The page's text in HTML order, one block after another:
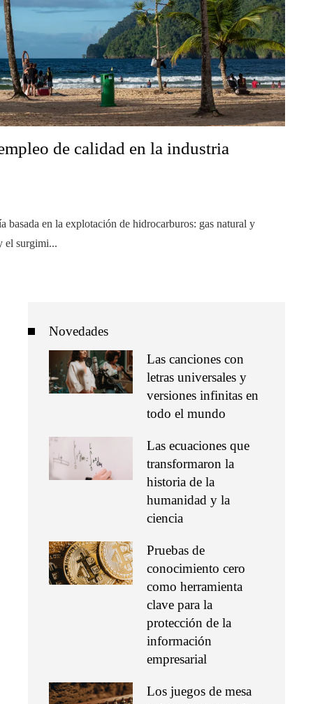
de calidad en la industria
basada en la explotación de hidrocarburos: gas natural y
el surgimi...
Novedades
Las canciones con
letras universales y
versiones infinitas en
todo el mundo
Las ecuaciones que
transformaron la
historia de la
humanidad y la
ciencia
Pruebas de
conocimiento cero
como herramienta
clave para la
protección de la
información
empresarial
Los juegos de mesa